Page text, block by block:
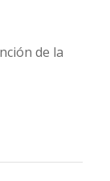
de la